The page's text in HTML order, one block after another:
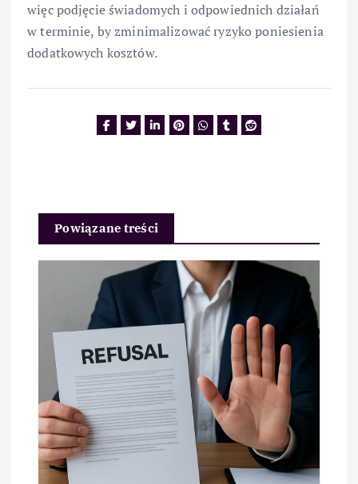
więc podjęcie świadomych i odpowiednich działań
w terminie, by zminimalizować ryzyko poniesienia
dodatkowych kosztów.
Powiązane treści